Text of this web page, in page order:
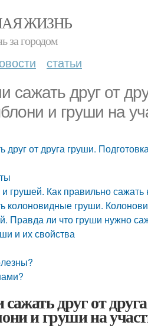
ЖИЗНЬ
за городом
статьи
сажать друг от
и груши на
друг от друга груши.
грушей. Как правильно сажать
колоновидные груши.
Правда ли что груши нужно
и их свойства
друг от
и груши на